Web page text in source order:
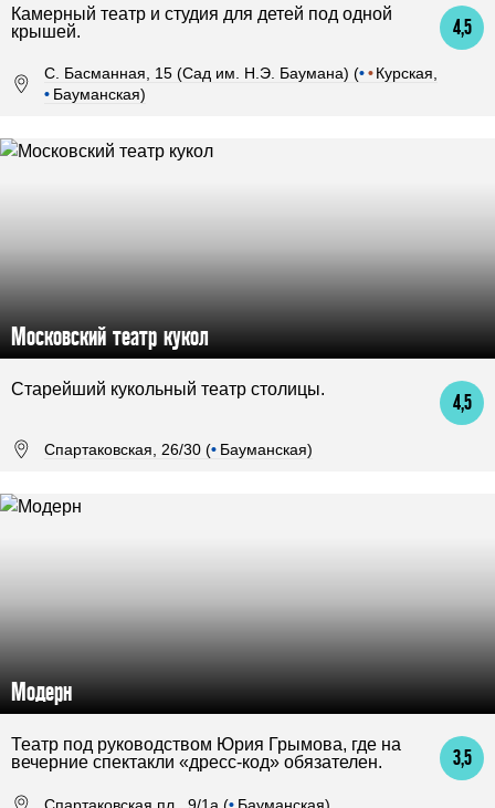
4,5
Камерный театр и студия для детей под одной
крышей.
С. Басманная, 15 (Сад им. Н.Э. Баумана) (•• Курская,
• Бауманская)
Московский театр кукол
4,5
Старейший кукольный театр столицы.
Спартаковская, 26/30 (• Бауманская)
Модерн
3,5
Театр под руководством Юрия Грымова, где на
вечерние спектакли «дресс-код» обязателен.